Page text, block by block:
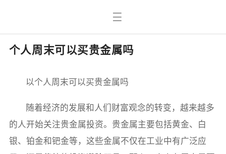
个人周末可以买贵金属吗
以个人周末可以买贵金属吗
随着经济的发展和人们财富观念的转变，越来越多
的人开始关注贵金属投资。贵金属主要包括黄金、白
银、铂金和钯金等，这些金属不仅在工业中有广泛应